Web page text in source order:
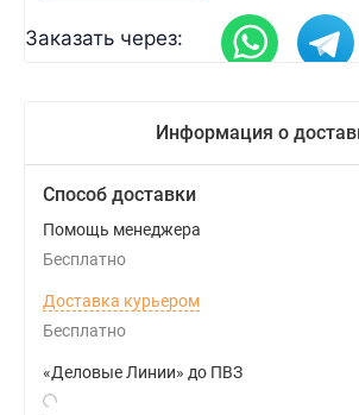
Заказать через:
Информация о
Способ доставки
Помощь менеджера
Бесплатно
Доставка курьером
Бесплатно
«Деловые Линии» до ПВЗ